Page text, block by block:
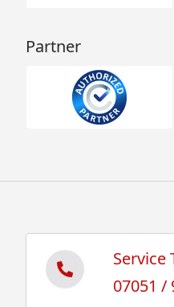
Partner
Service
07051 /